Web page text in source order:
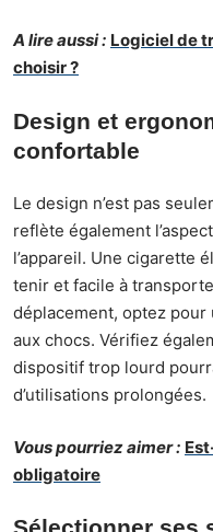
A lire aussi : Logiciel de
choisir ?
Design et
confortable
Le design n’est pas
reflète également
l’appareil. Une cigarette
tenir et facile à
déplacement, optez
aux chocs. Vérifiez
dispositif trop lourd
d’utilisations prolongées.
Vous pourriez aimer :
obligatoire